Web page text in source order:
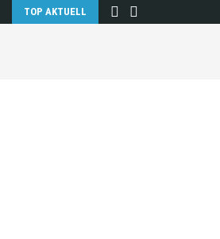
TOP AKTUELL